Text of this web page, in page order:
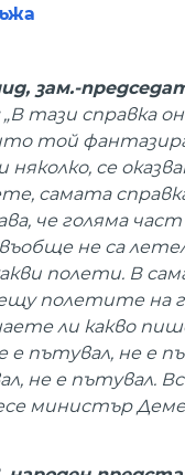
зам.-
„В тази справка
той
няколко, се
самата
че голяма
не са
полети. В
полетите на
ли какво
е пътувал, не е
не е пътувал.
министър